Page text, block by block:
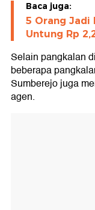
Baca juga:
5 Orang Jadi
Untung Rp
Selain pangkalan
beberapa
Sumberejo juga
agen.